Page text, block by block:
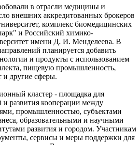
в отрасли медицины и
внешних аккредитованных брокеров
комплекс биомедицинских
и Российский химико-
имени Д. И. Менделеева. В
планируется добавить
и продукты с использованием
пищевую промышленность,
и другие сферы.
кластер - площадка для
развития кооперации между
промышленностью, субъектами
образовательными и научными
развития и городом. Участникам
сервисы и меры поддержки для